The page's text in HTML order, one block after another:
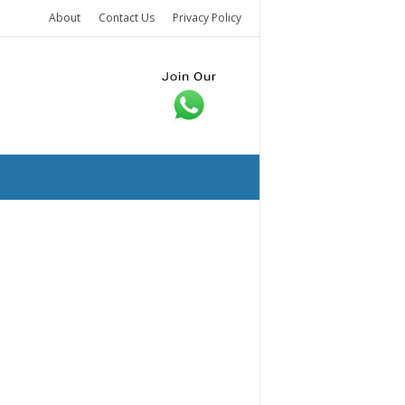
About Contact Us Privacy Policy